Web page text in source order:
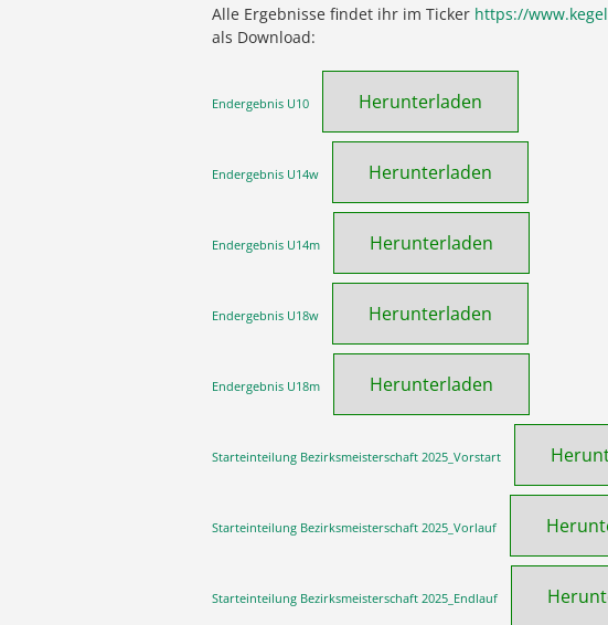
Alle Ergebnisse findet ihr im Ticker https://
als Download:
Endergebnis U10 Herunterladen
Endergebnis U14w Herunterladen
Endergebnis U14m Herunterladen
Endergebnis U18w Herunterladen
Endergebnis U18m Herunterladen
Starteinteilung Bezirksmeisterschaft 2025_Vorstart
Starteinteilung Bezirksmeisterschaft 2025_Vorlauf
Starteinteilung Bezirksmeisterschaft 2025_Endlauf